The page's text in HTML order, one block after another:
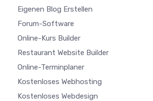
Eigenen Blog Erstellen
Forum-Software
Online-Kurs Builder
Restaurant Website Builder
Online-Terminplaner
Kostenloses Webhosting
Kostenloses Webdesign